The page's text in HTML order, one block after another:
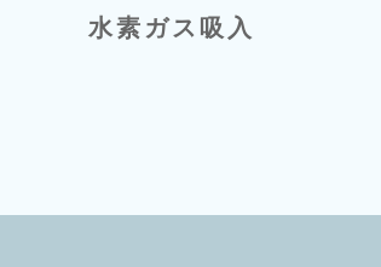
水素ガス吸入